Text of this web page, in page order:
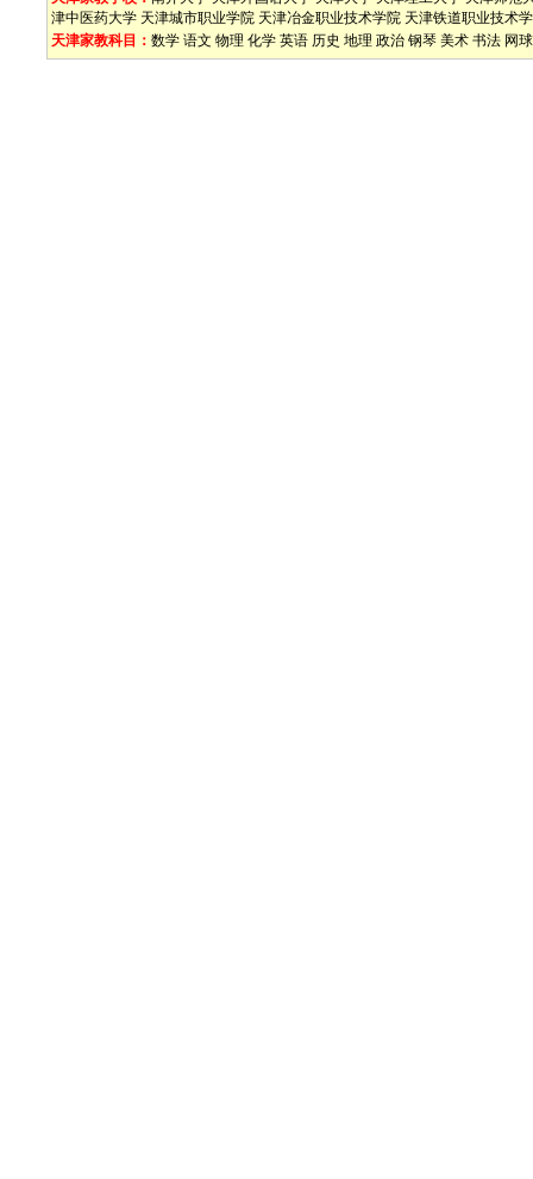
津中医药大学 天津城市职业学院 天津冶金职业技术学院 天津铁道职业技术
天津家教科目： 数学 语文 物理 化学 英语 历史 地理 政治 钢琴 美术 书法 网球